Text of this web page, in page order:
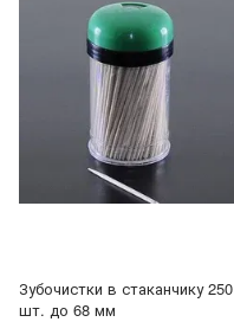
Зубочистки в стаканчику 250
шт. до 68 мм